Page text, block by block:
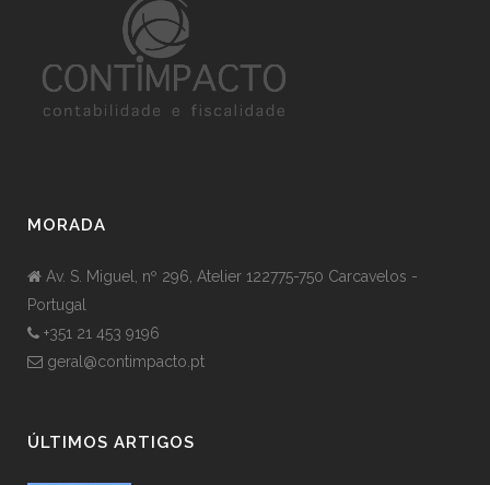
MORADA
Av. S. Miguel, nº 296, Atelier 122775-750 Carcavelos -
Portugal
+351 21 453 9196
geral@contimpacto.pt
ÚLTIMOS ARTIGOS